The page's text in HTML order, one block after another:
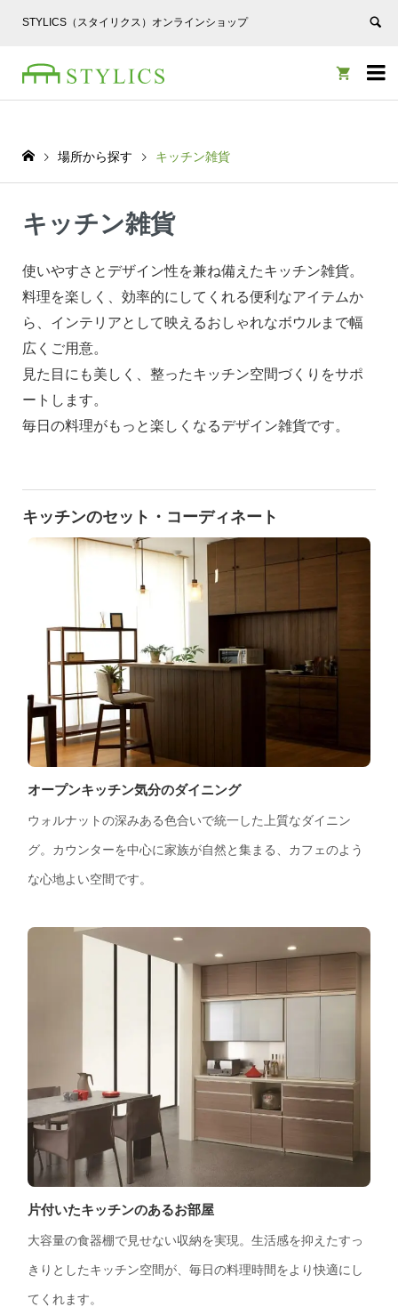
STYLICS（スタイリクス）オンラインショップ


場所から探す キッチン雑貨
キッチン雑貨
使いやすさとデザイン性を兼ね備えたキッチン雑貨。
料理を楽しく、効率的にしてくれる便利なアイテムか
ら、インテリアとして映えるおしゃれなボウルまで幅
広くご用意。
見た目にも美しく、整ったキッチン空間づくりをサポ
ートします。
毎日の料理がもっと楽しくなるデザイン雑貨です。
キッチンのセット・コーディネート
オープンキッチン気分のダイニング
ウォルナットの深みある色合いで統一した上質なダイニン
グ。カウンターを中心に家族が自然と集まる、カフェのよう
な心地よい空間です。
片付いたキッチンのあるお部屋
大容量の食器棚で見せない収納を実現。生活感を抑えたすっ
きりとしたキッチン空間が、毎日の料理時間をより快適にし
てくれます。